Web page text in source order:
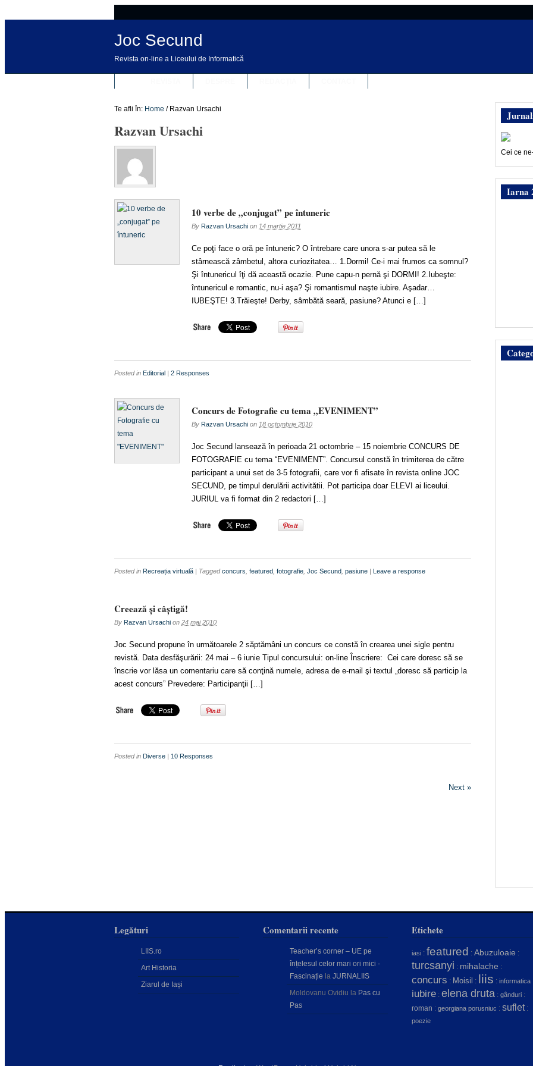
Joc Secund
Revista on-line a Liceului de Informatică
Te afli în: Home / Razvan Ursachi
Razvan Ursachi
10 verbe de „conjugat” pe întuneric
By Razvan Ursachi on 14 martie 2011
Ce poţi face o oră pe întuneric? O întrebare care unora s-ar putea să le
stârnească zâmbetul, altora curiozitatea… 1.Dormi! Ce-i mai frumos ca somnul?
Şi întunericul îţi dă această ocazie. Pune capu-n pernă şi DORMI! 2.Iubeşte:
întunericul e romantic, nu-i aşa? Şi romantismul naşte iubire. Aşadar…
IUBEŞTE! 3.Trăieşte! Derby, sâmbătă seară, pasiune? Atunci e […]
Posted in Editorial | 2 Responses
Concurs de Fotografie cu tema „EVENIMENT”
By Razvan Ursachi on 18 octombrie 2010
Joc Secund lansează în perioada 21 octombrie – 15 noiembrie CONCURS DE
FOTOGRAFIE cu tema “EVENIMENT”. Concursul constă în trimiterea de către
participant a unui set de 3-5 fotografii, care vor fi afisate în revista online JOC
SECUND, pe timpul derulării activitătii. Pot participa doar ELEVI ai liceului.
JURIUL va fi format din 2 redactori […]
Posted in Recreația virtuală | Taggedconcurs featured fotografie Joc Secund pasiune | Leave a response
Creează şi câştigă!
By Razvan Ursachi on 24 mai 2010
Joc Secund propune în următoarele 2 săptămâni un concurs ce constă în crearea unei sigle pentru
revistă. Data desfăşurării: 24 mai – 6 iunie Tipul concursului: on-line Înscriere: Cei care doresc să se
înscrie vor lăsa un comentariu care să conţină numele, adresa de e-mail şi textul „doresc să particip la
acest concurs” Prevedere: Participanţii […]
Posted in Diverse | 10 Responses
Next »
Cei ce
Iarna
Legături
LIIS.ro
Art Historia
Ziarul de Iași
Comentarii recente
Teacher’s corner – UE pe
înțelesul celor mari ori mici -
Fascinație la JURNALIIS
Moldovanu Ovidiu la Pas cu
Pas
Etichete
iasi : featured : Abuzuloaie :
turcsanyi : mihalache :
concurs : Moisil : liis : informatica
iubire : elena druta : gânduri :
roman : georgiana porusniuc : suflet:
poezie